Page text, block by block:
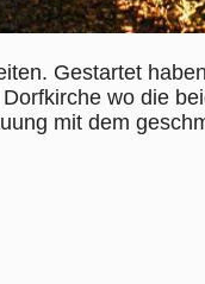
Gestartet
wo die
mit dem